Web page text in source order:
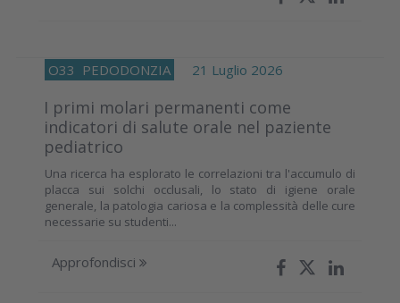
O33 PEDODONZIA 21 Luglio 2026
I primi molari permanenti come
indicatori di salute orale nel paziente
pediatrico
Una ricerca ha esplorato le correlazioni tra l'accumulo di
placca sui solchi occlusali, lo stato di igiene orale
generale, la patologia cariosa e la complessità delle cure
necessarie su studenti...
Approfondisci